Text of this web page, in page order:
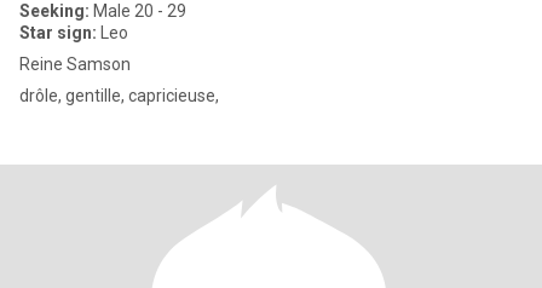
Seeking: Male 20 - 29
Star sign: Leo
Reine Samson
drôle, gentille, capricieuse,